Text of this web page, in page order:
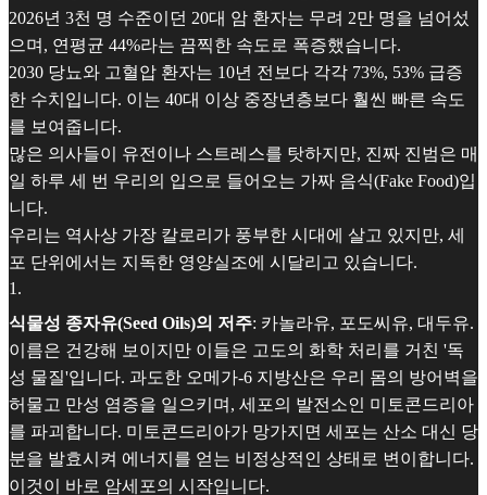
2026년 3천 명 수준이던 20대 암 환자는 무려 2만 명을 넘어섰
으며, 연평균 44%라는 끔찍한 속도로 폭증했습니다.
2030 당뇨와 고혈압 환자는 10년 전보다 각각 73%, 53% 급증
한 수치입니다. 이는 40대 이상 중장년층보다 훨씬 빠른 속도
를 보여줍니다.
많은 의사들이 유전이나 스트레스를 탓하지만, 진짜 진범은 매
일 하루 세 번 우리의 입으로 들어오는 가짜 음식(Fake Food)입
니다.
우리는 역사상 가장 칼로리가 풍부한 시대에 살고 있지만, 세
포 단위에서는 지독한 영양실조에 시달리고 있습니다.
1 .
식물성 종자유(Seed Oils)의 저주: 카놀라유, 포도씨유, 대두유.
이름은 건강해 보이지만 이들은 고도의 화학 처리를 거친 '독
성 물질'입니다. 과도한 오메가-6 지방산은 우리 몸의 방어벽을
허물고 만성 염증을 일으키며, 세포의 발전소인 미토콘드리아
를 파괴합니다. 미토콘드리아가 망가지면 세포는 산소 대신 당
분을 발효시켜 에너지를 얻는 비정상적인 상태로 변이합니다.
이것이 바로 암세포의 시작입니다.